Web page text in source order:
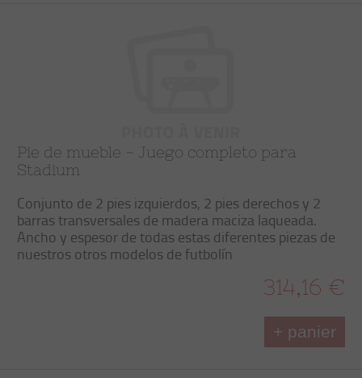
Pie de mueble - Juego completo para
Stadium
Conjunto de 2 pies izquierdos, 2 pies derechos y 2
barras transversales de madera maciza laqueada.
Ancho y espesor de todas estas diferentes piezas de
nuestros otros modelos de futbolín
314,16 €
+ panier